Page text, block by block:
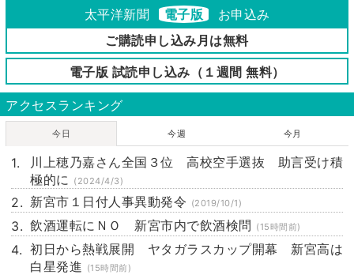
太平洋新聞 電子版
お申込み
ご購読申し込み月は無料
電子版 試読申し込み（１週間 無料）
アクセスランキング
今日 今週 今月
川上穂乃嘉さん全国３位 高校空手選抜 助言受け積
極的に (2024/4/3)
新宮市１日付人事異動発令 (2019/10/1)
飲酒運転にＮＯ 新宮市内で飲酒検問 (15時間前)
初日から熱戦展開 ヤタガラスカップ開幕 新宮高は
白星発進 (15時間前)